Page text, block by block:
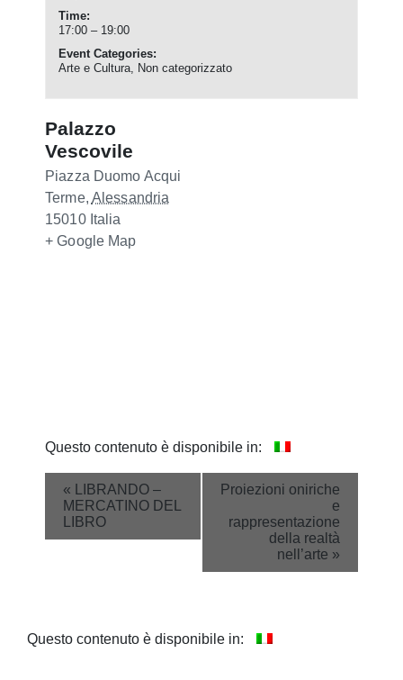
Time:
17:00 – 19:00
Event Categories:
Arte e Cultura, Non categorizzato
Palazzo
Vescovile
Piazza Duomo Acqui
Terme, Alessandria
15010 Italia
+ Google Map
Questo contenuto è disponibile in:
Event
Navigation
« LIBRANDO –
MERCATINO DEL
LIBRO
Proiezioni oniriche
e
rappresentazione
della realtà
nell’arte »
Questo contenuto è disponibile in: